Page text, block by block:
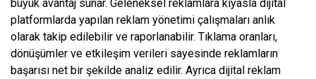
büyük avantaj sunar. Geleneksel reklamlara kıyasla dijital
platformlarda yapılan reklam yönetimi çalışmaları anlık
olarak takip edilebilir ve raporlanabilir. Tıklama oranları,
dönüşümler ve etkileşim verileri sayesinde reklamların
başarısı net bir şekilde analiz edilir. Ayrıca dijital reklam